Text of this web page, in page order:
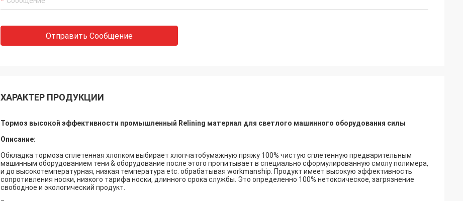
Отправить Сообщение
ХАРАКТЕР ПРОДУКЦИИ
Тормоз высокой эффективности промышленный Relining материал для светлого машинного оборудования силы
Описание:
Обкладка тормоза сплетенная хлопком выбирает хлопчатобумажную пряжу 100% чистую сплетенную предварительным
машинным оборудованием тени & оборудование после этого пропитывает в специально сформулированную смолу полимера,
и до высокотемпературная, низкая температура etc. обрабатывая workmanship. Продукт имеет высокую эффективность
сопротивления носки, низкого тарифа носки, длинного срока службы. Это определенно 100% нетоксическое, загрязнение
свободное и экологический продукт.